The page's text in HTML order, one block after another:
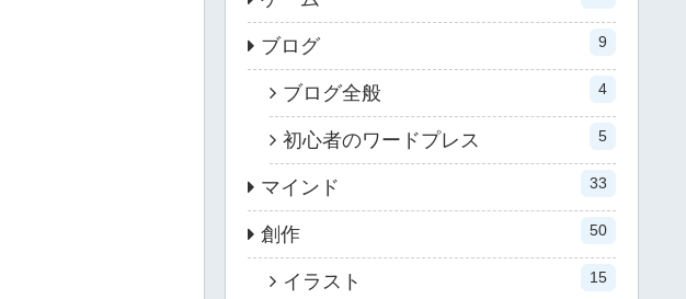
ブログ 9
ブログ全般 4
初心者のワードプレス 5
マインド 33
創作 50
イラスト 15